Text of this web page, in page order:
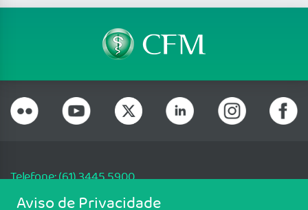
Telefone: (61) 3445 5900
Email: cfm@portalmedico.org.br
Aviso de Privacidade